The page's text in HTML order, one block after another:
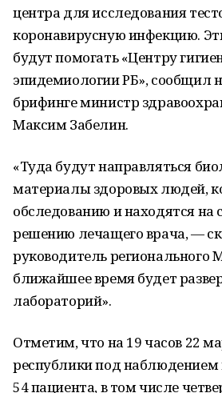
центра для исследования
коронавирусную инфекцию.
будут помогать «Центру
эпидемиологии РБ», сообщил
брифинге министр
Максим Забелин.
«Туда будут направляться
материалы здоровых людей,
обследованию и находятся на
решению лечащего врача, —
руководитель регионального
ближайшее время будет
лабораторий».
Отметим, что на 19 часов 22
республики под наблюдением
54 пациента, в том числе